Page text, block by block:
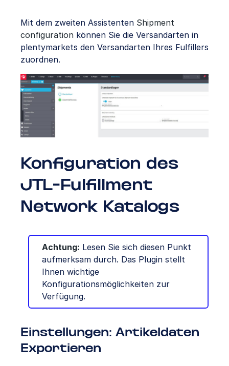
Mit dem zweiten Assistenten Shipment
configuration können Sie die Versandarten in
plentymarkets den Versandarten Ihres Fulfillers
zuordnen.
Konfiguration des
JTL-Fulfillment
Network Katalogs
Achtung: Lesen Sie sich diesen Punkt
aufmerksam durch. Das Plugin stellt
Ihnen wichtige
Konfigurationsmöglichkeiten zur
Verfügung.
Einstellungen: Artikeldaten
Exportieren